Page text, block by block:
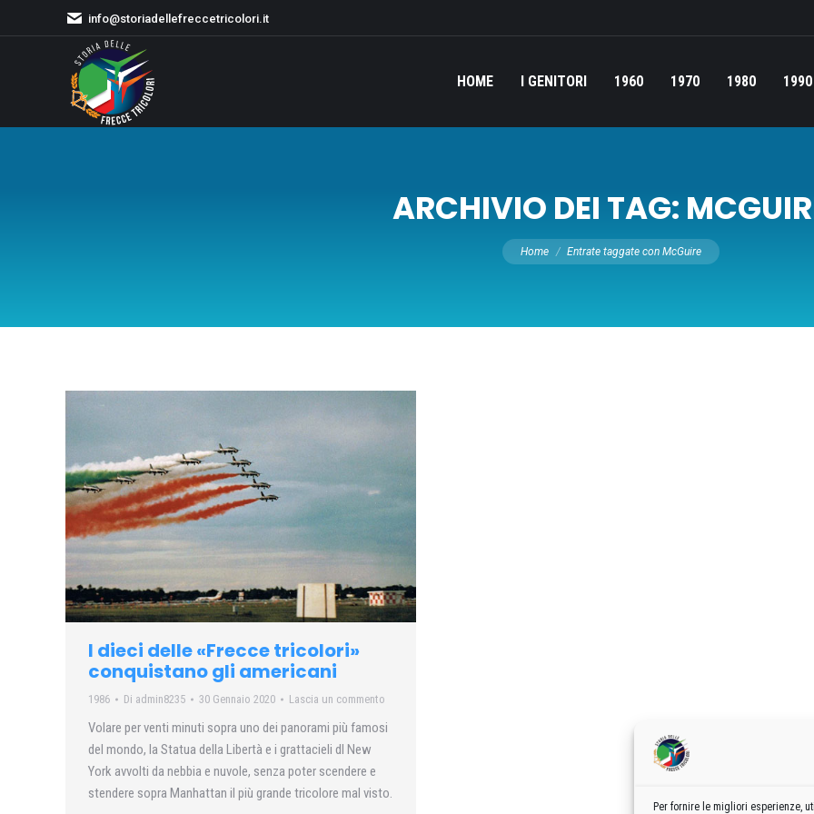
Per fornire le migliori esperienze,
info@storiadellefreccetricolori.it
HOME I GENITORI 1960 1970 1980 1990
ARCHIVIO DEI TAG:
Tu sei qui:
Home Entrate taggate con McGuire
I dieci delle «Frecce tricolori»
conquistano gli americani
1986 Di admin8235 30 Gennaio 2020 Lascia un commento
Volare per venti minuti sopra uno dei panorami più famosi
del mondo, la Statua della Libertà e i grattacieli dl New
York avvolti da nebbia e nuvole, senza poter scendere e
stendere sopra Manhattan il più grande tricolore mal visto.